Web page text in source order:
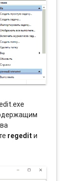
regedit и